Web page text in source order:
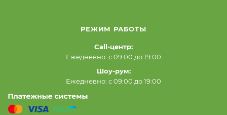
РЕЖИМ РАБОТЫ
Call-центр:
Ежедневно: с 09:00 до 19:00
Шоу-рум:
Ежедневно: с 09:00 до 19:00